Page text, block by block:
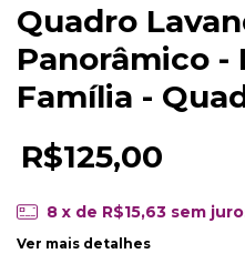
Quadro
Panorâmico -
Família -
R$125,00
8 x de R$15,63 sem
Ver mais detalhes